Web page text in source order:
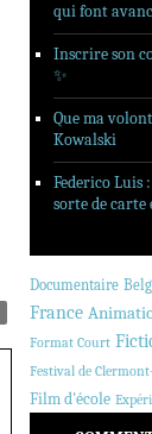
qui font
Inscrire son
✨
Que ma
Kowalski
Federico Luis
sorte de
Documentaire
France
Format Court
Festival de
Film d'école